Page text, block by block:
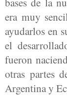
era muy
ayudarlos en
el
fueron
otras partes
Argentina y